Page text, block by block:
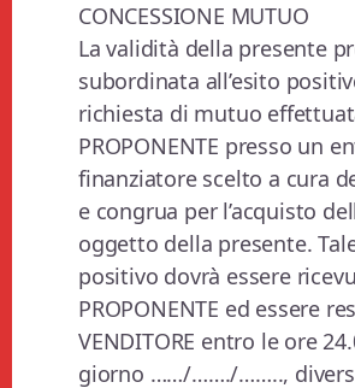
CONCESSIONE MUTUO
La validità della presente
subordinata all’esito
richiesta di mutuo
PROPONENTE presso un
finanziatore scelto a cura
e congrua per l’acquisto
oggetto della presente.
positivo dovrà essere
PROPONENTE ed essere
VENDITORE entro le ore
giorno ……/……./……..,